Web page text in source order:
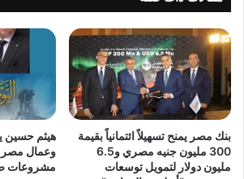
بنك مصر يمنح تسهيلاً ائتمانياً بقيمة
300 مليون جنيه مصري و6.5
مليون دولار لتمويل توسعات
هيثم حسين
وعمال مصر
مشروعات